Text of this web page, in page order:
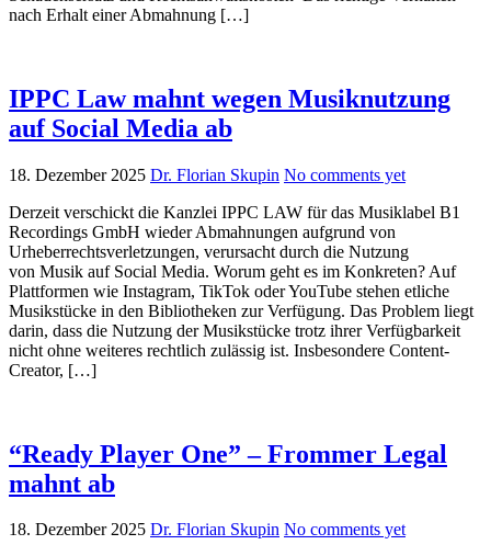
nach Erhalt einer Abmahnung […]
IPPC Law mahnt wegen Musiknutzung
auf Social Media ab
18. Dezember 2025 Dr. Florian Skupin No comments yet
Derzeit verschickt die Kanzlei IPPC LAW für das Musiklabel B1
Recordings GmbH wieder Abmahnungen aufgrund von
Urheberrechtsverletzungen, verursacht durch die Nutzung
von Musik auf Social Media. Worum geht es im Konkreten? Auf
Plattformen wie Instagram, TikTok oder YouTube stehen etliche
Musikstücke in den Bibliotheken zur Verfügung. Das Problem liegt
darin, dass die Nutzung der Musikstücke trotz ihrer Verfügbarkeit
nicht ohne weiteres rechtlich zulässig ist. Insbesondere Content-
Creator, […]
“Ready Player One” – Frommer Legal
mahnt ab
18. Dezember 2025 Dr. Florian Skupin No comments yet